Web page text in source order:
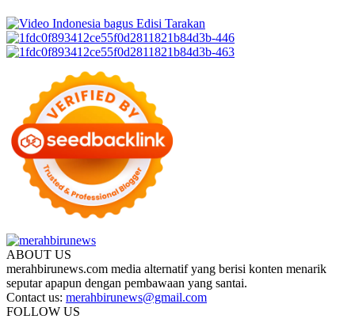
ABOUT US
merahbirunews.com media alternatif yang berisi konten menarik
seputar apapun dengan pembawaan yang santai.
Contact us: merahbirunews@gmail.com
FOLLOW US